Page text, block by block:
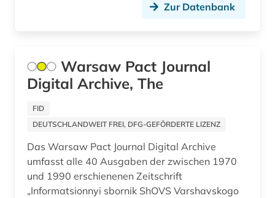
islam (2)
islamwissenschaften (1)
juden (2)
(1)
Zur Datenbank
Warsaw Pact Journal
Digital Archive, The
FID
DEUTSCHLANDWEIT FREI, DFG-GEFÖRDERTE LIZENZ
Das Warsaw Pact Journal Digital Archive
umfasst alle 40 Ausgaben der zwischen 1970
und 1990 erschienenen Zeitschrift
„Informatsionnyi sbornik ShOVS Varshavskogo